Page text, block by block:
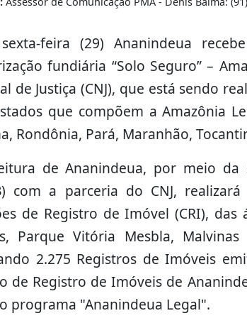
feira (29) Ananindeua
fundiária “Solo Seguro” –
de Justiça (CNJ), que está sendo
que compõem a Amazônia
Rondônia, Pará, Maranhão,
de Ananindeua, por meio da
com a parceria do CNJ,
de Registro de Imóvel (CRI), das
Parque Vitória Mesbla,
2.275 Registros de Imóveis
de Registro de Imóveis de
programa "Ananindeua Legal".